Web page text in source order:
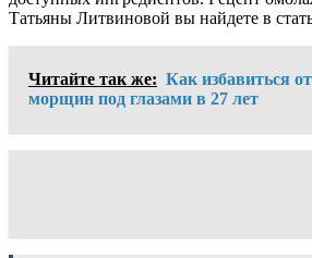
Татьяны Литвиновой вы найдете в
Читайте так же: Как избавиться от
морщин под глазами в 27 лет